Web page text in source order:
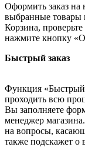
Оформить заказ на
выбранные товары
Корзина,
нажмите кнопку
Быстрый заказ
Функция «Быстрый
проходить всю
Вы заполняете
менеджер
на вопросы,
также подскажет о